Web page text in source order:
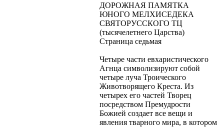
ДОРОЖНАЯ ПАМЯТКА
ЮНОГО МЕЛХИСЕДЕКА
СВЯТОРУССКОГО ТЦ
(тысячелетнего Царства)
Страница седьмая
Четыре части евхаристического
Агнца символизируют собой
четыре луча Троического
Животворящего Креста. Из
четырех его частей Творец
посредством Премудрости
Божией создает все вещи и
явления тварного мира, в котором